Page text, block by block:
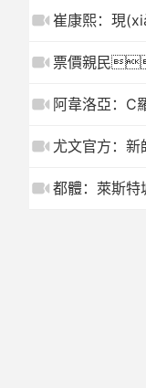
崔康熙：現
票價親民
阿韋洛亞：C
尤文官方：新
都體：萊斯